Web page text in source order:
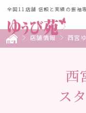
全国11店舗 信頼と実績の振袖
店舗情報 西宮
西
ス